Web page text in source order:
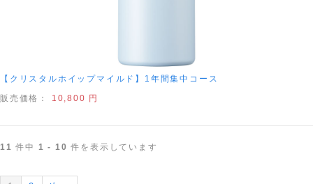
【クリスタルホイップマイルド】1年間集中コース
販売価格： 10,800 円
11 件中 1 - 10 件を表示しています